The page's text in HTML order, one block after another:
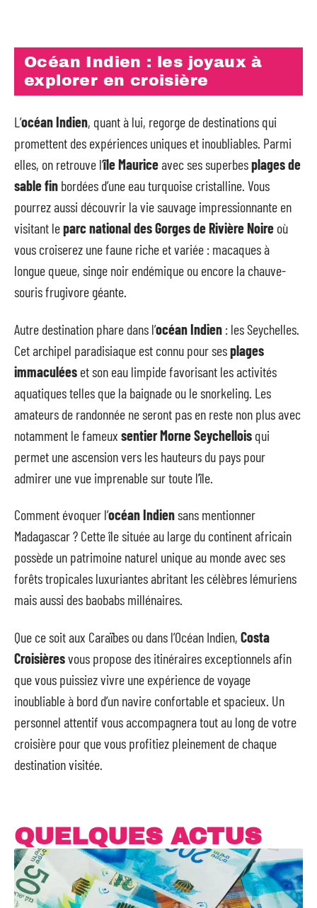
Océan Indien : les joyaux à
explorer en croisière
L’océan Indien, quant à lui, regorge de destinations qui
promettent des expériences uniques et inoubliables. Parmi
elles, on retrouve l’île Mauriceavec ses superbesplages de
sable fin bordées d’une eau turquoise cristalline. Vous
pourrez aussi découvrir la vie sauvage impressionnante en
visitant leparc national des Gorges de Rivière Noire où
vous croiserez une faune riche et variée : macaques à
longue queue, singe noir endémique ou encore la chauve-
souris frugivore géante.
Autre destination phare dans l’océan Indien : les Seychelles.
Cet archipel paradisiaque est connu pour sesplages
immaculées et son eau limpide favorisant les activités
aquatiques telles que la baignade ou le snorkeling. Les
amateurs de randonnée ne seront pas en reste non plus avec
notamment le fameux sentier Morne Seychellois qui
permet une ascension vers les hauteurs du pays pour
admirer une vue imprenable sur toute l’île.
Comment évoquer l’océan Indiensans mentionner
Madagascar ? Cette île située au large du continent africain
possède un patrimoine naturel unique au monde avec ses
forêts tropicales luxuriantes abritant les célèbres lémuriens
mais aussi des baobabs millénaires.
Que ce soit aux Caraïbes ou dans l’Océan Indien, Costa
Croisièresvous propose des itinéraires exceptionnels afin
que vous puissiez vivre une expérience de voyage
inoubliable à bord d’un navire confortable et spacieux. Un
personnel attentif vous accompagnera tout au long de votre
croisière pour que vous profitiez pleinement de chaque
destination visitée.
QUELQUES ACTUS